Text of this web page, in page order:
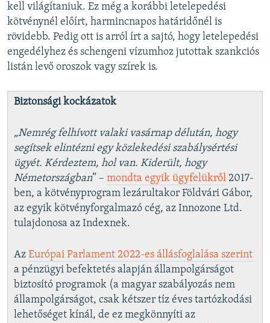
kell világítaniuk. Ez még a korábbi letelepedési
kötvénynél előírt, harmincnapos határidőnél is
rövidebb. Pedig ott is arról írt a sajtó, hogy letelepedési
engedélyhez és schengeni vízumhoz jutottak szankciós
listán levő oroszok vagy szírek is.
Biztonsági kockázatok
„Nemrég felhívott valaki vasárnap délután, hogy
segítsek elintézni egy közlekedési szabálysértési
ügyét. Kérdeztem, hol van. Kiderült, hogy
Németországban” – mondta egyik ügyfelükről 2017-
ben, a kötvényprogram lezárultakor Földvári Gábor,
az egyik kötvényforgalmazó cég, az Innozone Ltd.
tulajdonosa az Indexnek.
Az Európai Parlament 2022-es állásfoglalása szerint
a pénzügyi befektetés alapján állampolgárságot
biztosító programok (a magyar szabályozás nem
állampolgárságot, csak kétszer tíz éves tartózkodási
lehetőséget kínál, de ez megkönnyíti az